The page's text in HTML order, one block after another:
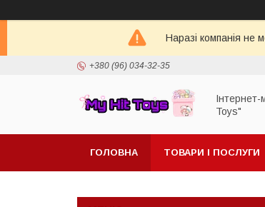
Наразі компанія не
+380 (96) 034-32-35
Toys"
ГОЛОВНА ТОВАРИ І ПОСЛУГИ